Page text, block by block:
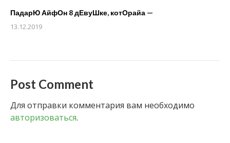
ПадарЮ АйфОн 8 дЕвуШке, котОрайа —
13.12.2019
Post Comment
Для отправки комментария вам необходимо
авторизоваться.